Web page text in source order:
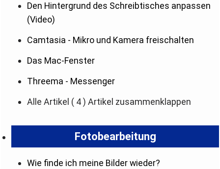
Den Hintergrund des Schreibtisches anpassen
(Video)
Camtasia - Mikro und Kamera freischalten
Das Mac-Fenster
Threema - Messenger
Alle Artikel ( 4 ) Artikel zusammenklappen
Fotobearbeitung
Wie finde ich meine Bilder wieder?